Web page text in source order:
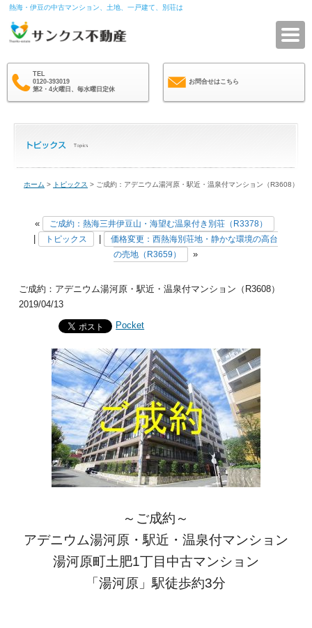
熱海・伊豆の中古マンション、土地、一戸建て、別荘は
TEL
0120-393019
第2・4火曜日、毎水曜日定休
お問合せはこちら
ホーム > トピックス > ご成約：アデニウム湯河原・駅近・温泉付マンション（R3608）
« ご成約：熱海三井伊豆山・海望む温泉付き別荘（R3378）
トピックス
価格変更：西熱海別荘地・静かな環境の高台
の売地（R3659）
»
ご成約：アデニウム湯河原・駅近・温泉付マンション（R3608）
2019/04/13
Pocket
～ご成約～
アデニウム湯河原・駅近・温泉付マンション
湯河原町土肥1丁目中古マンション
「湯河原」駅徒歩約3分